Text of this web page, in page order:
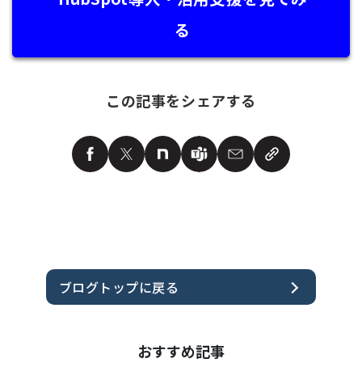
る
この記事をシェアする
ブログトップに戻る
おすすめ記事